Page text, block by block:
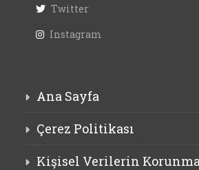
Twitter
Instagram
Ana Sayfa
Çerez Politikası
Kişisel Verilerin